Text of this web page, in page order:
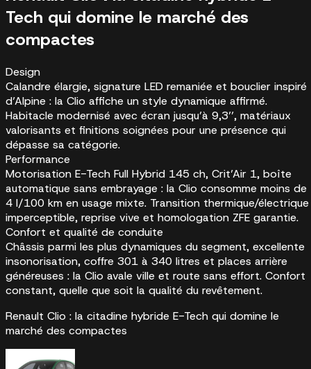
Tech qui domine le marché des
compactes
Design
Calandre élargie, signature LED remaniée et bouclier inspiré
d’Alpine : la Clio affiche un style dynamique affirmé.
Habitacle modernisé avec écran jusqu’à 9,3’’, matériaux
valorisants et finitions soignées pour une présence qui
dépasse sa catégorie.
Performance
Motorisation E-Tech Full Hybrid 145 ch, Crit’Air 1, boîte
automatique sans embrayage : la Clio consomme moins de
4 l/100 km en usage mixte. Transition thermique/électrique
imperceptible, reprise vive et homologation ZFE garantie.
Confort et qualité de conduite
Châssis parmi les plus dynamiques du segment, excellente
insonorisation, coffre 301 à 340 litres et places arrière
généreuses : la Clio avale ville et route sans effort. Confort
constant, quelle que soit la qualité du revêtement.
Renault Clio : la citadine hybride E-Tech qui domine le
marché des compactes